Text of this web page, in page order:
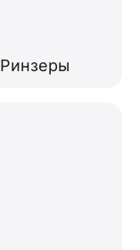
Ринзеры